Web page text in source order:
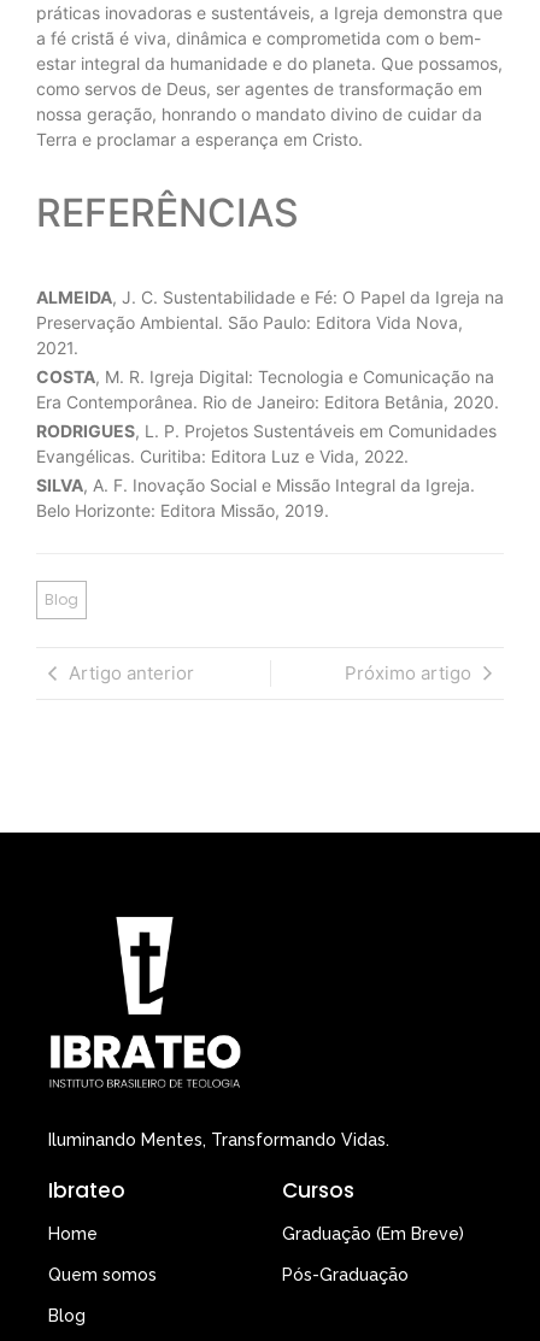
práticas inovadoras e sustentáveis, a Igreja demonstra que
a fé cristã é viva, dinâmica e comprometida com o bem-
estar integral da humanidade e do planeta. Que possamos,
como servos de Deus, ser agentes de transformação em
nossa geração, honrando o mandato divino de cuidar da
Terra e proclamar a esperança em Cristo.
REFERÊNCIAS
ALMEIDA, J. C. Sustentabilidade e Fé: O Papel da Igreja na
Preservação Ambiental. São Paulo: Editora Vida Nova,
2021.
COSTA, M. R. Igreja Digital: Tecnologia e Comunicação na
Era Contemporânea. Rio de Janeiro: Editora Betânia, 2020.
RODRIGUES, L. P. Projetos Sustentáveis em Comunidades
Evangélicas. Curitiba: Editora Luz e Vida, 2022.
SILVA, A. F. Inovação Social e Missão Integral da Igreja.
Belo Horizonte: Editora Missão, 2019.
Blog
Artigo anterior Próximo artigo
Iluminando Mentes, Transformando Vidas.
Ibrateo
Home
Quem somos
Blog
Cursos
Graduação (Em Breve)
Pós-Graduação